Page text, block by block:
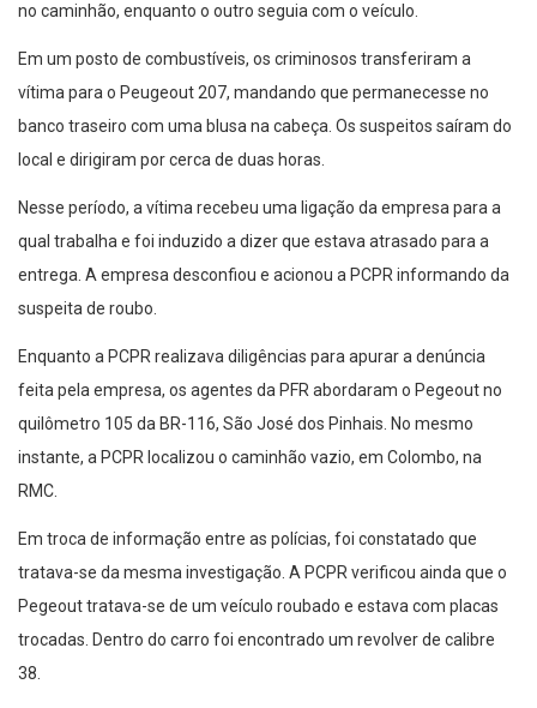
no caminhão, enquanto o outro seguia com o veículo.
Em um posto de combustíveis, os criminosos transferiram a
vítima para o Peugeout 207, mandando que permanecesse no
banco traseiro com uma blusa na cabeça. Os suspeitos saíram do
local e dirigiram por cerca de duas horas.
Nesse período, a vítima recebeu uma ligação da empresa para a
qual trabalha e foi induzido a dizer que estava atrasado para a
entrega. A empresa desconfiou e acionou a PCPR informando da
suspeita de roubo.
Enquanto a PCPR realizava diligências para apurar a denúncia
feita pela empresa, os agentes da PFR abordaram o Pegeout no
quilômetro 105 da BR-116, São José dos Pinhais. No mesmo
instante, a PCPR localizou o caminhão vazio, em Colombo, na
RMC.
Em troca de informação entre as polícias, foi constatado que
tratava-se da mesma investigação. A PCPR verificou ainda que o
Pegeout tratava-se de um veículo roubado e estava com placas
trocadas. Dentro do carro foi encontrado um revolver de calibre
38.